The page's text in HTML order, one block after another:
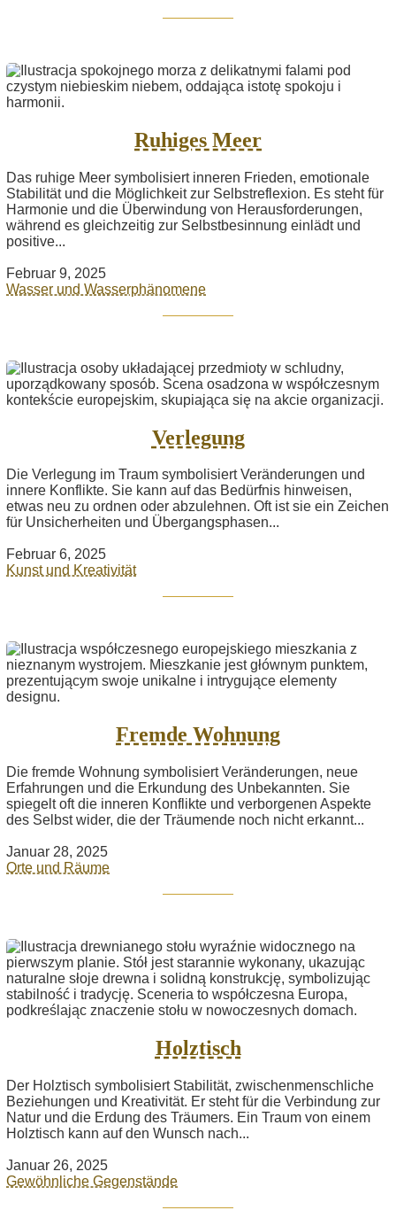
Ruhiges Meer
Das ruhige Meer symbolisiert inneren Frieden, emotionale
Stabilität und die Möglichkeit zur Selbstreflexion. Es steht für
Harmonie und die Überwindung von Herausforderungen,
während es gleichzeitig zur Selbstbesinnung einlädt und
positive...
Februar 9, 2025
Wasser und Wasserphänomene
Verlegung
Die Verlegung im Traum symbolisiert Veränderungen und
innere Konflikte. Sie kann auf das Bedürfnis hinweisen,
etwas neu zu ordnen oder abzulehnen. Oft ist sie ein Zeichen
für Unsicherheiten und Übergangsphasen...
Februar 6, 2025
Kunst und Kreativität
Fremde Wohnung
Die fremde Wohnung symbolisiert Veränderungen, neue
Erfahrungen und die Erkundung des Unbekannten. Sie
spiegelt oft die inneren Konflikte und verborgenen Aspekte
des Selbst wider, die der Träumende noch nicht erkannt...
Januar 28, 2025
Orte und Räume
Holztisch
Der Holztisch symbolisiert Stabilität, zwischenmenschliche
Beziehungen und Kreativität. Er steht für die Verbindung zur
Natur und die Erdung des Träumers. Ein Traum von einem
Holztisch kann auf den Wunsch nach...
Januar 26, 2025
Gewöhnliche Gegenstände